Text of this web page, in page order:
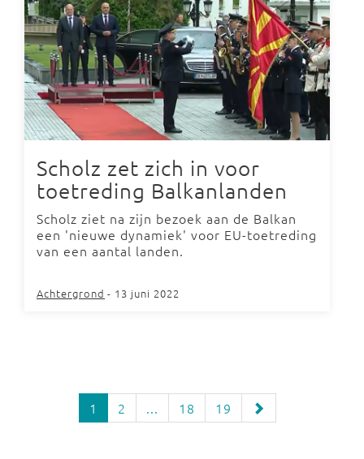
Scholz zet zich in voor
toetreding Balkanlanden
Scholz ziet na zijn bezoek aan de Balkan
een 'nieuwe dynamiek' voor EU-toetreding
van een aantal landen.
Achtergrond - 13 juni 2022
1 2 ... 18 19